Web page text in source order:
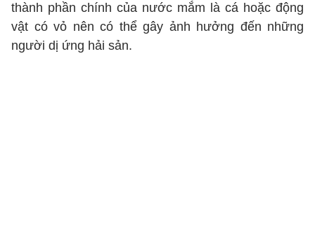
thành phần chính của nước mắm là cá hoặc động
vật có vỏ nên có thể gây ảnh hưởng đến những
người dị ứng hải sản.